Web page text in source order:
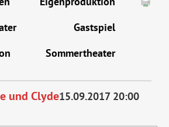
Gastspiel
Sommertheater
und Clyde15.09.2017 20:00